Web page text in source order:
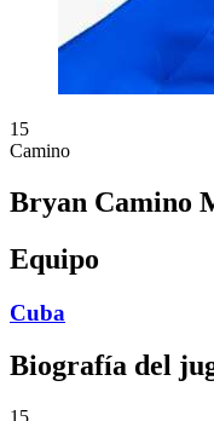
15
Camino
Bryan Camino
Equipo
Cuba
Biografía del